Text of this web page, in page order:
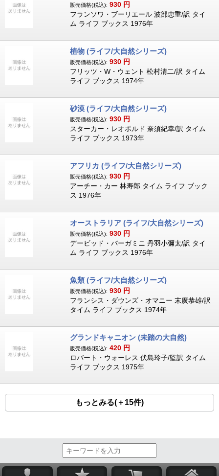
販売価格(税込): 930 円
フランソワ・ブーリエール 波部忠重/訳 タイ
ム ライフ ブックス 1976年
植物 (ライフ/大自然シリーズ)
販売価格(税込): 930 円
フリッツ・W・ウェント 松村清二/訳 タイム
ライフ ブックス 1974年
砂漠 (ライフ/大自然シリーズ)
販売価格(税込): 930 円
スターカー・レオポルド 奈須紀幸/訳 タイム
ライフ ブックス 1973年
アフリカ (ライフ/大自然シリーズ)
販売価格(税込): 930 円
アーチー・カー 林寿郎 タイム ライフ ブック
ス 1976年
オーストラリア (ライフ/大自然シリーズ)
販売価格(税込): 930 円
デービッド・バーガミニ 丹羽小彌太/訳 タイ
ム ライフ ブックス 1976年
魚類 (ライフ/大自然シリーズ)
販売価格(税込): 930 円
フランシス・ダウンズ・オマニー 末廣恭雄/訳
タイム ライフ ブックス 1974年
グランドキャニオン (未踏の大自然)
販売価格(税込): 420 円
ロバート・ウォーレス 伏島玲子/監訳 タイム
ライフ ブックス 1975年
もっとみる(＋15件)